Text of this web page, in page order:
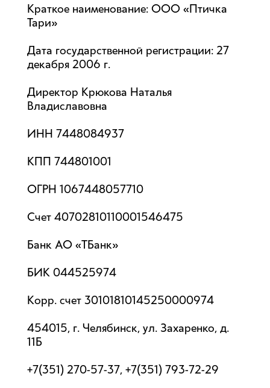
Краткое наименование: ООО «Птичка
Тари»
Дата государственной регистрации: 27
декабря 2006 г.
Директор Крюкова Наталья
Владиславовна
ИНН 7448084937
КПП 744801001
ОГРН 1067448057710
Счет 40702810110001546475
Банк АО «ТБанк»
БИК 044525974
Корр. счет 30101810145250000974
454015, г. Челябинск, ул. Захаренко, д.
11Б
+7(351) 270-57-37, +7(351) 793-72-29